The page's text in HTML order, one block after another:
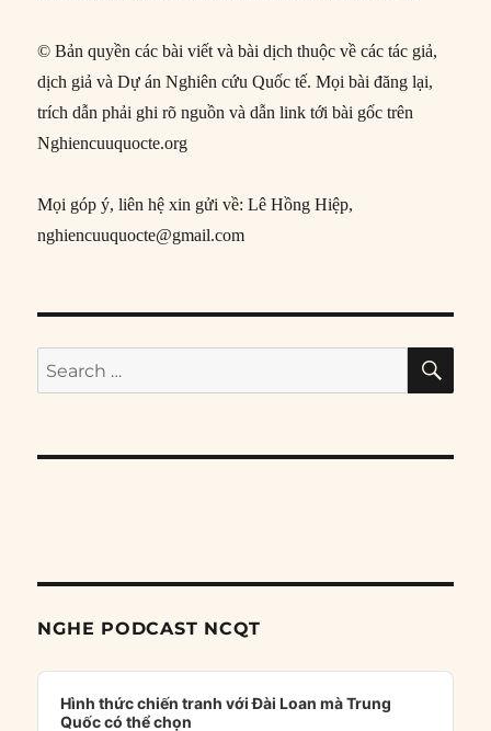
© Bản quyền các bài viết và bài dịch thuộc về các tác giả,
dịch giả và Dự án Nghiên cứu Quốc tế. Mọi bài đăng lại,
trích dẫn phải ghi rõ nguồn và dẫn link tới bài gốc trên
Nghiencuuquocte.org
Mọi góp ý, liên hệ xin gửi về: Lê Hồng Hiệp,
nghiencuuquocte@gmail.com
Search
for:
NGHE PODCAST NCQT
Audio
Player
Hình thức chiến tranh với Đài Loan mà Trung
Quốc có thể chọn